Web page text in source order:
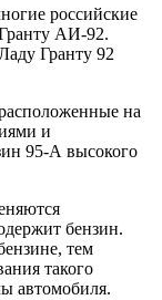
российские
АИ-92.
Гранту 92
на
и
95-А высокого
бензин.
тем
такого
автомобиля.